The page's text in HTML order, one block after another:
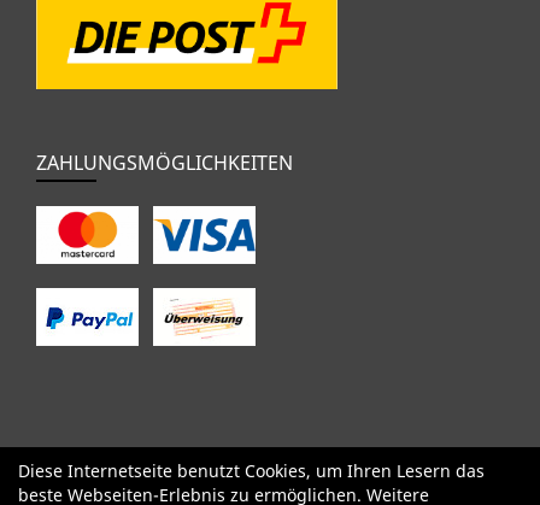
ZAHLUNGSMÖGLICHKEITEN
SALE Specialized Factor Cervélo BMC Orbea
Yeti
Diese Internetseite benutzt Cookies, um Ihren Lesern das
beste Webseiten-Erlebnis zu ermöglichen. Weitere